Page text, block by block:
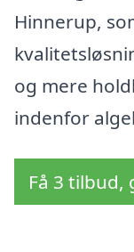
Hinnerup,
og mere
indenfor
Få 3